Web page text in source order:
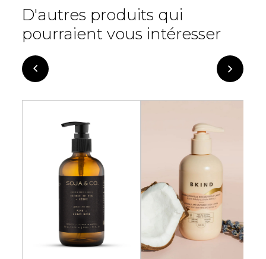
D'autres produits qui
pourraient vous intéresser